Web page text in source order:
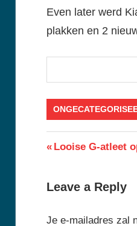
Even later werd
plakken en 2
Previous
Looise G-atleet
Leave a Reply
Je e-mailadres zal